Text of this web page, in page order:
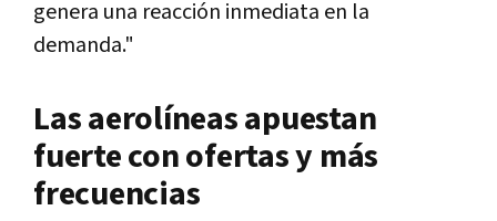
genera una reacción inmediata en la
demanda."
Las aerolíneas apuestan
fuerte con ofertas y más
frecuencias